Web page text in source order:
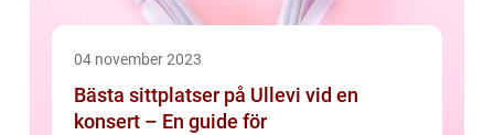
04 november 2023
Bästa sittplatser på Ullevi vid en
konsert – En guide för